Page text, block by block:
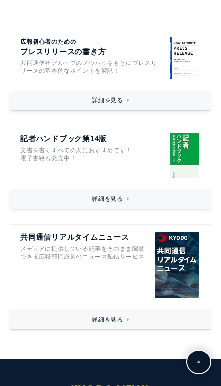
広報初心者のための
プレスリリースの書き方
共同通信社グループのノウハウをもとにプレスリ
リースの基本的なポイントを解説！
詳細を見る
記者ハンドブック第14版
文書を書くすべての人におすすめです！
電子書籍も発売中！
詳細を見る
共同通信リアルタイムニュース
メディアに提供している記事をそのまま閲覧
できる広報部門必見のニュース配信サービス
詳細を見る